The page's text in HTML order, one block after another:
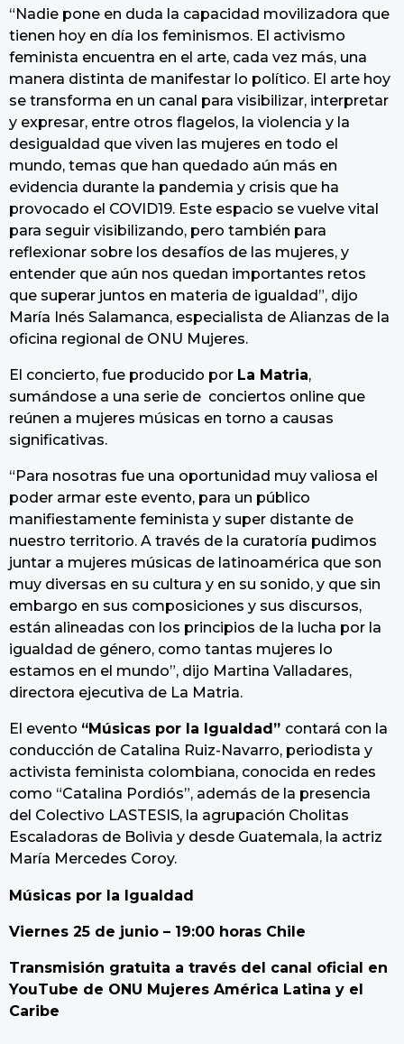
“Nadie pone en duda la capacidad movilizadora que
tienen hoy en día los feminismos. El activismo
feminista encuentra en el arte, cada vez más, una
manera distinta de manifestar lo político. El arte hoy
se transforma en un canal para visibilizar, interpretar
y expresar, entre otros flagelos, la violencia y la
desigualdad que viven las mujeres en todo el
mundo, temas que han quedado aún más en
evidencia durante la pandemia y crisis que ha
provocado el COVID19. Este espacio se vuelve vital
para seguir visibilizando, pero también para
reflexionar sobre los desafíos de las mujeres, y
entender que aún nos quedan importantes retos
que superar juntos en materia de igualdad”, dijo
María Inés Salamanca, especialista de Alianzas de la
oficina regional de ONU Mujeres.
El concierto, fue producido por La Matria,
sumándose a una serie de conciertos online que
reúnen a mujeres músicas en torno a causas
significativas.
“Para nosotras fue una oportunidad muy valiosa el
poder armar este evento, para un público
manifiestamente feminista y super distante de
nuestro territorio. A través de la curatoría pudimos
juntar a mujeres músicas de latinoamérica que son
muy diversas en su cultura y en su sonido, y que sin
embargo en sus composiciones y sus discursos,
están alineadas con los principios de la lucha por la
igualdad de género, como tantas mujeres lo
estamos en el mundo”, dijo Martina Valladares,
directora ejecutiva de La Matria.
El evento “Músicas por la Igualdad” contará con la
conducción de Catalina Ruiz-Navarro, periodista y
activista feminista colombiana, conocida en redes
como “Catalina Pordiós”, además de la presencia
del Colectivo LASTESIS, la agrupación Cholitas
Escaladoras de Bolivia y desde Guatemala, la actriz
María Mercedes Coroy.
Músicas por la Igualdad
Viernes 25 de junio – 19:00 horas Chile
Transmisión gratuita a través del canal oficial en
YouTube de ONU Mujeres América Latina y el
Caribe